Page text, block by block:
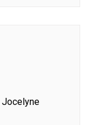
Jocelyne